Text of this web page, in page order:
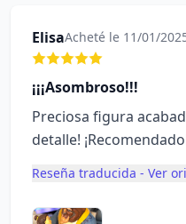
ElisaAcheté le 11/01/
¡¡¡Asombroso!!!
Preciosa figura
detalle!
Reseña traducida - Ver